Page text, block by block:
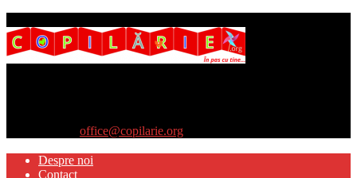
office@copilarie.org
Despre noi
Contact